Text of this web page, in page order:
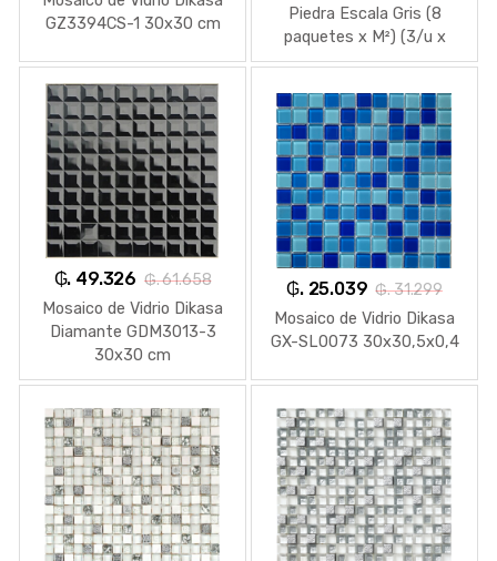
GZ3394CS-1 30x30 cm
Piedra Escala Gris (8
paquetes x M²) (3/u x
paquete)
₲. 49.326 ₲. 61.658
Mosaico de Vidrio Dikasa
Diamante GDM3013-3
30x30 cm
₲. 25.039 ₲. 31.299
Mosaico de Vidrio Dikasa
GX-SL0073 30x30,5x0,4